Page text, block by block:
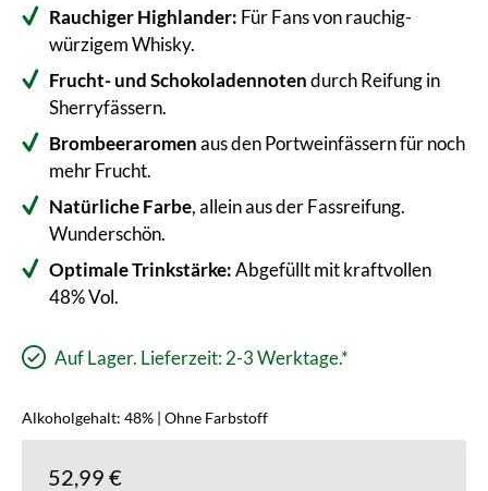
Rauchiger Highlander: Für Fans von rauchig-
würzigem Whisky.
Frucht- und Schokoladennotendurch Reifung in
Sherryfässern.
Brombeeraromenaus den Portweinfässern für noch
mehr Frucht.
Natürliche Farbe, allein aus der Fassreifung.
Wunderschön.
Optimale Trinkstärke:Abgefüllt mit kraftvollen
48% Vol.
Auf Lager. Lieferzeit: 2-3 Werktage.*
Alkoholgehalt: 48% | Ohne Farbstoff
52,99 €